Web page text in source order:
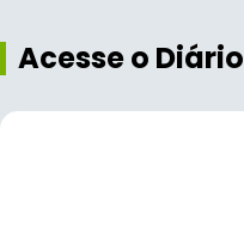
Acesse o Diário